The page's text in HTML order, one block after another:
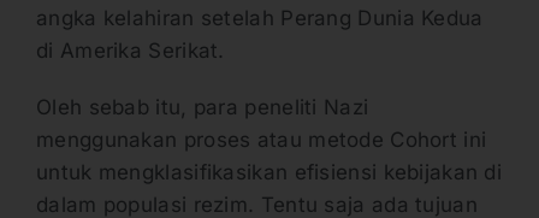
angka kelahiran setelah Perang Dunia Kedua
di Amerika Serikat.
Oleh sebab itu, para peneliti Nazi
menggunakan proses atau metode Cohort ini
untuk mengklasifikasikan efisiensi kebijakan di
dalam populasi rezim. Tentu saja ada tujuan